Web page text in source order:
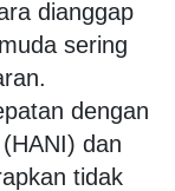
dianggap
sering
dengan
dan
tidak